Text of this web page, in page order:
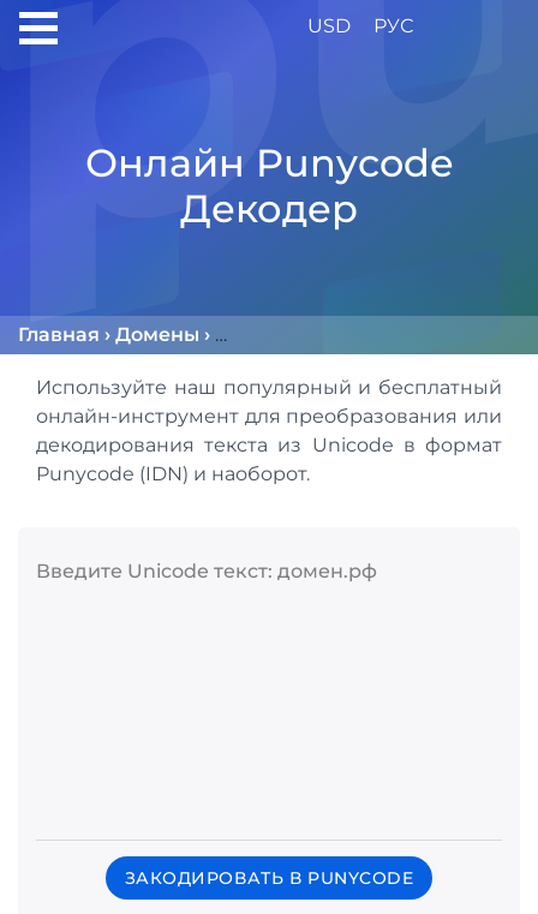
USD РУС
Онлайн Punycode
Декодер
Главная › Домены › Онлайн Punycode (IDN)
Используйте наш популярный и бесплатный
онлайн-инструмент для преобразования или
декодирования текста из Unicode в формат
Punycode (IDN) и наоборот.
Введите Unicode текст: домен.рф
ЗАКОДИРОВАТЬ В PUNYCODE